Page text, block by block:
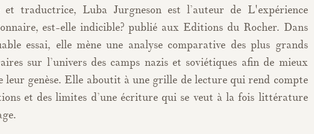
et traductrice, Luba Jurgneson est l’auteur de L'expérience
est-elle indicible? publié aux Editions du Rocher. Dans
essai, elle mène une analyse comparative des plus grands
sur l’univers des camps nazis et soviétiques afin de mieux
leur genèse. Elle aboutit à une grille de lecture qui rend compte
et des limites d’une écriture qui se veut à la fois littérature